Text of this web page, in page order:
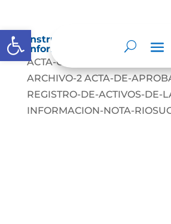
Abrir barra de herramientas
Instrumentos de gestión de
información.
ACTA-CONFORMACION-
ARCHIVO-2 ACTA-DE-
REGISTRO-DE-ACTIVOS-DE-
INFORMACION-NOTA-